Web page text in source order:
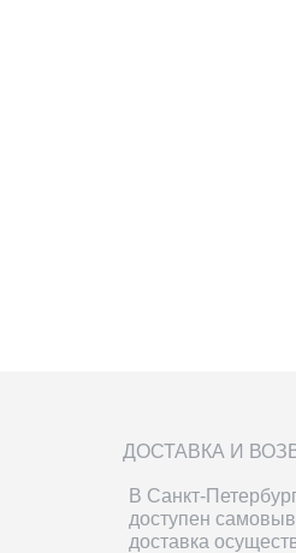
В Санкт-
доступен
доставка
ДОСТАВКА И